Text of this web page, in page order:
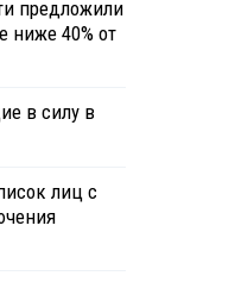
предложили
ниже 40% от
в силу в
лиц с